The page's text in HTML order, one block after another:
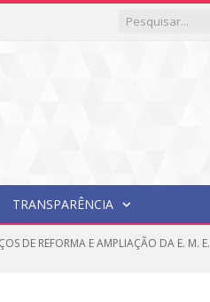
TRANSPARÊNCIA
DE REFORMA E AMPLIAÇÃO DA E. M. E.